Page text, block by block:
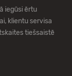
iegūsi ērtu
klientu servisa
tiešsaistē